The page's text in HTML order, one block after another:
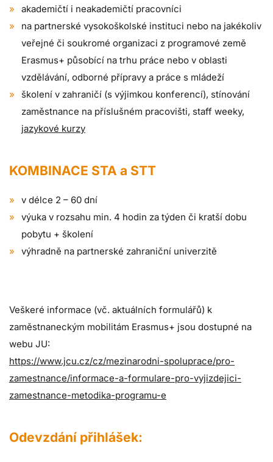
akademičtí i neakademičtí pracovníci
na partnerské vysokoškolské instituci nebo na jakékoliv
veřejné či soukromé organizaci z programové země
Erasmus+ působící na trhu práce nebo v oblasti
vzdělávání, odborné přípravy a práce s mládeží
školení v zahraničí (s výjimkou konferencí), stínování
zaměstnance na příslušném pracovišti, staff weeky,
jazykové kurzy
KOMBINACE STA a STT
v délce 2 – 60 dní
výuka v rozsahu min. 4 hodin za týden či kratší dobu
pobytu + školení
výhradně na partnerské zahraniční univerzitě
Veškeré informace (vč. aktuálních formulářů) k
zaměstnaneckým mobilitám Erasmus+ jsou dostupné na
webu JU:
https://www.jcu.cz/cz/mezinarodni-spoluprace/pro-
zamestnance/informace-a-formulare-pro-vyjizdejici-
zamestnance-metodika-programu-e
Odevzdání přihlášek: